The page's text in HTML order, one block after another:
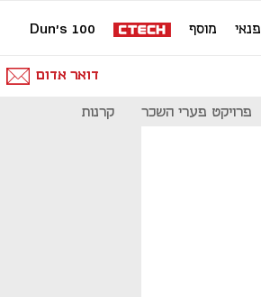
פנאי מוסף Dun's 100
דואר אדום
פרויקט פערי השכר קרנות